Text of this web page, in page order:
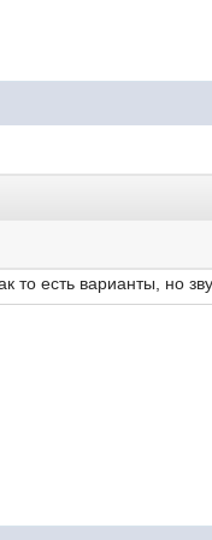
то есть варианты, но